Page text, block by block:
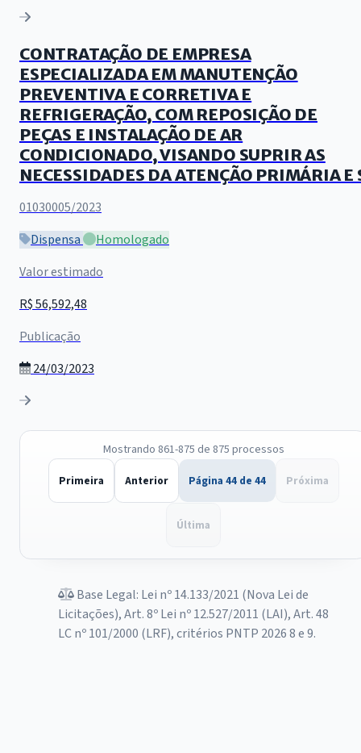
CONTRATAÇÃO DE EMPRESA
ESPECIALIZADA EM MANUTENÇÃO
PREVENTIVA E CORRETIVA E
REFRIGERAÇÃO, COM REPOSIÇÃO DE
PEÇAS E INSTALAÇÃO DE AR
CONDICIONADO, VISANDO SUPRIR AS
NECESSIDADES DA ATENÇÃO PRIMÁRIA E
01030005/2023
Dispensa
Homologado
Valor estimado
R$ 56,592,48
Publicação
24/03/2023
Mostrando 861-875 de 875 processos
Primeira Anterior Página 44 de 44 Próxima
Última
Base Legal: Lei nº 14.133/2021 (Nova Lei de
Licitações), Art. 8º Lei nº 12.527/2011 (LAI), Art. 48
LC nº 101/2000 (LRF), critérios PNTP 2026 8 e 9.